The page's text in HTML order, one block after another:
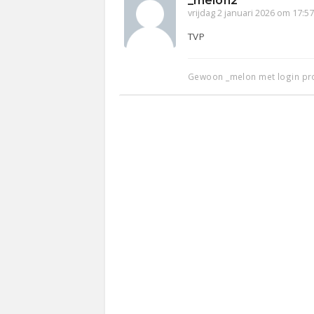
vrijdag 2 januari 2026 om 17:57
TVP
Gewoon _melon met login